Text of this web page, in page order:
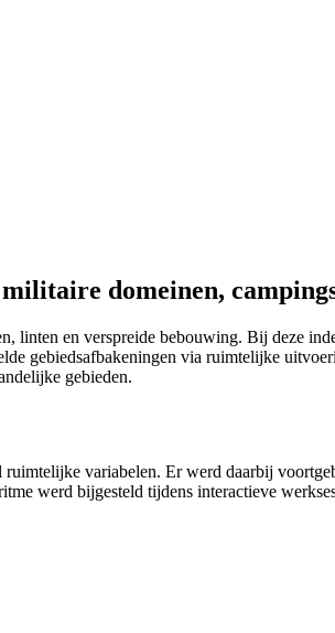
domeinen,
linten en verspreide bebouwing. Bij deze
gebiedsafbakeningen via ruimtelijke
gebieden.
variabelen. Er werd daarbij
werd bijgesteld tijdens interactieve